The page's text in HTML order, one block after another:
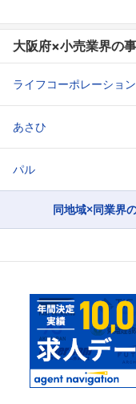
大阪府×小売業界の
ライフコーポレーション
あさひ
パル
同地域×同業界